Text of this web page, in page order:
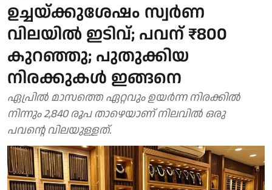
ഉച്ചയ്ക്കുശേഷം സ്വർണ
വിലയിൽ ഇടിവ്; പവന് ₹800
കുറഞ്ഞു; പുതുക്കിയ
നിരക്കുകൾ ഇങ്ങനെ
ഏപ്രിൽ മാസത്തെ ഏറ്റവും ഉയർന്ന നിരക്കിൽ
നിന്നും 2,840 രൂപ താഴെയാണ് നിലവിൽ ഒരു
പവന്റെ വിലയുള്ളത്.